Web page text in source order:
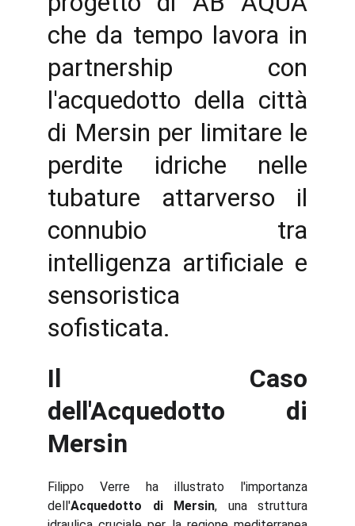
che da tempo lavora in
partnership con
l'acquedotto della città
di Mersin per limitare le
perdite idriche nelle
tubature attarverso il
connubio tra
intelligenza artificiale e
sensoristica
sofisticata.
Il Caso
dell'Acquedotto di
Mersin
Filippo Verre ha illustrato l'importanza
dell'Acquedotto di Mersin, una struttura